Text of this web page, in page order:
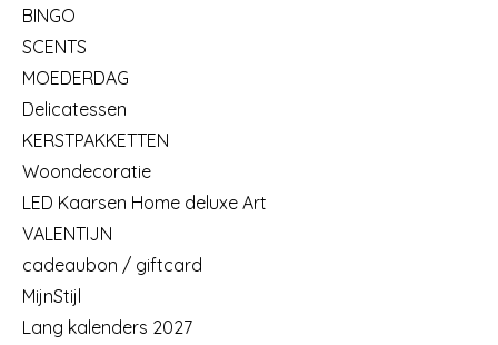
BINGO
SCENTS
MOEDERDAG
Delicatessen
KERSTPAKKETTEN
Woondecoratie
LED Kaarsen Home deluxe Art
VALENTIJN
cadeaubon / giftcard
MijnStijl
Lang kalenders 2027